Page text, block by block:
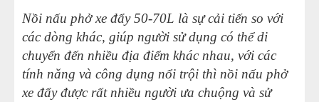
Nồi nấu phở xe đẩy 50-70L là sự cải tiến so với
các dòng khác, giúp người sử dụng có thể di
chuyển đến nhiều địa điểm khác nhau, với các
tính năng và công dụng nổi trội thì nồi nấu phở
xe đẩy được rất nhiều người ưa chuộng và sử